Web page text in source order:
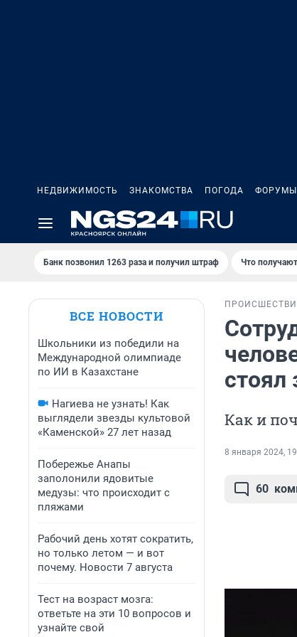
НЕДВИЖИМОСТЬ ЗНАКОМСТВА ПОГОДА ФОРУМЫ
Банк позвонил 1263 раза и получил штраф Что
ВСЕ НОВОСТИ
Школьники из победили на
Международной олимпиаде
по ИИ в Казахстане
Нагиева не узнать! Как
выглядели звезды культовой
«Каменской» 27 лет назад
Побережье Анапы
заполонили ядовитые
медузы: что происходит с
пляжами
Рабочий день хотят сократить,
но только летом — и вот
почему. Новости 7 августа
Тест на возраст мозга:
ответьте на эти 10 вопросов и
узнайте свой
стоял
Как и
8 января 2024,
60